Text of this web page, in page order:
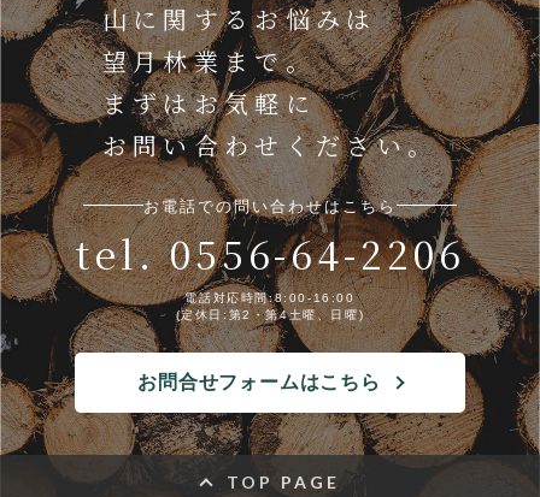
山に関するお悩みは
望月林業まで。
まずはお気軽に
お問い合わせください。
お電話での問い合わせはこちら
tel. 0556-64-2206
電話対応時間:8:00-16:00
(定休日:第2・第4土曜、日曜)
お問合せフォームはこちら
TOP PAGE